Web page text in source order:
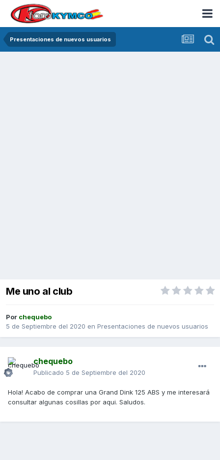
Presentaciones de nuevos usuarios
Me uno al club
Por chequebo
5 de Septiembre del 2020 en Presentaciones de nuevos usuarios
chequebo
Publicado 5 de Septiembre del 2020
Hola! Acabo de comprar una Grand Dink 125 ABS y me interesará
consultar algunas cosillas por aqui. Saludos.